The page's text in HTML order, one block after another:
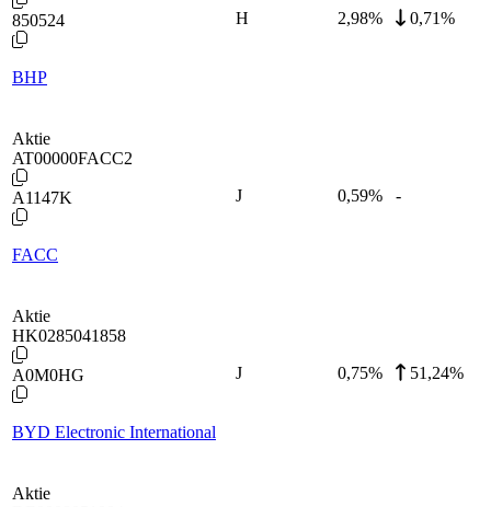
850524
BHP
H 2,98% 0,71%
Aktie
AT00000FACC2
A1147K
FACC
J 0,59% -
Aktie
HK0285041858
A0M0HG
BYD Electronic International
J 0,75% 51,24%
Aktie